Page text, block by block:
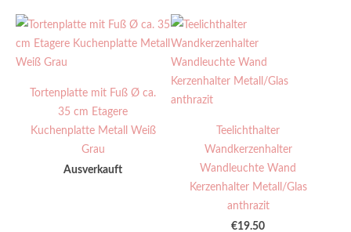
Tortenplatte mit Fuß Ø ca.
35 cm Etagere
Kuchenplatte Metall Weiß
Grau
Ausverkauft
Teelichthalter
Wandkerzenhalter
Wandleuchte Wand
Kerzenhalter Metall/Glas
anthrazit
€19.50